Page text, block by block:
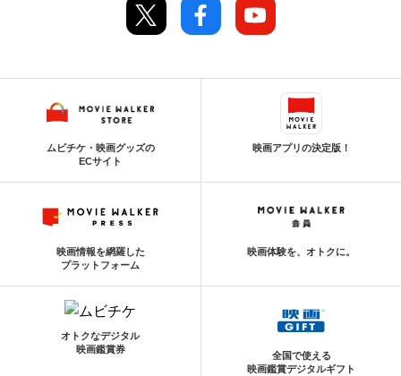
ムビチケ・映画グッズの
ECサイト
映画アプリの決定版！
映画情報を網羅した
プラットフォーム
映画体験を、オトクに。
オトクなデジタル
映画鑑賞券
全国で使える
映画鑑賞デジタルギフト